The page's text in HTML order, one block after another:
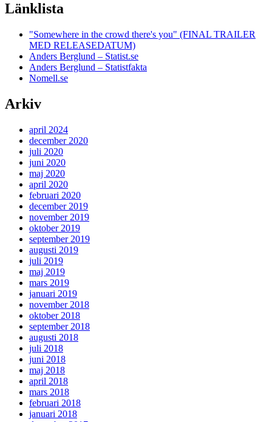
Länklista
"Somewhere in the crowd there's you" (FINAL TRAILER
MED RELEASEDATUM)
Anders Berglund – Statist.se
Anders Berglund – Statistfakta
Nomell.se
Arkiv
april 2024
december 2020
juli 2020
juni 2020
maj 2020
april 2020
februari 2020
december 2019
november 2019
oktober 2019
september 2019
augusti 2019
juli 2019
maj 2019
mars 2019
januari 2019
november 2018
oktober 2018
september 2018
augusti 2018
juli 2018
juni 2018
maj 2018
april 2018
mars 2018
februari 2018
januari 2018